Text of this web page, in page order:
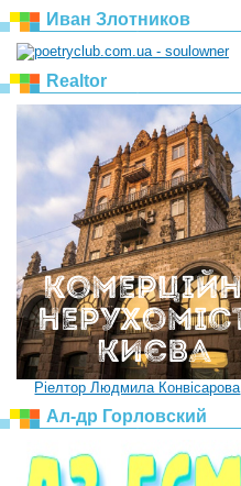
Иван Злотников
Realtor
Ріелтор Людмила Конвісарова
Ал-др Горловский